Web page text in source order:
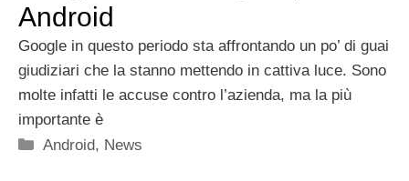
Android
Google in questo periodo sta affrontando un po’ di guai
giudiziari che la stanno mettendo in cattiva luce. Sono
molte infatti le accuse contro l’azienda, ma la più
importante è
Categorie
Android, News